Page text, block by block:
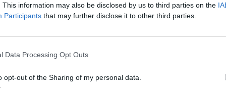
This information may also be disclosed by us to third parties on the
Participants that may further disclose it to other third parties.
Data Processing Opt Outs
opt-out of the Sharing of my personal data.
σε καθημερινή βάση μπορεί να
απώλειας βάρους.
ίνες, η μπλε μπανάνα, θα μπορούσε να
των αιμορροΐδων, των
παλινδρόμησης (ΓΟΠ).